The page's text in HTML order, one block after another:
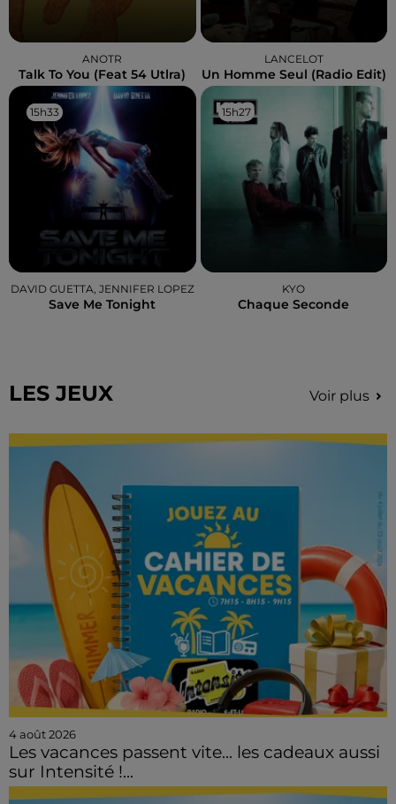
ANOTR
Talk To You (feat 54 Utlra)
LANCELOT
Un Homme Seul (radio Edit)
15h33
15h33
DAVID GUETTA, JENNIFER LOPEZ
Save Me Tonight
15h27
15h27
KYO
Chaque Seconde
LES JEUX Voir plus
4 août 2026
Les vacances passent vite... les cadeaux aussi
sur Intensité !...